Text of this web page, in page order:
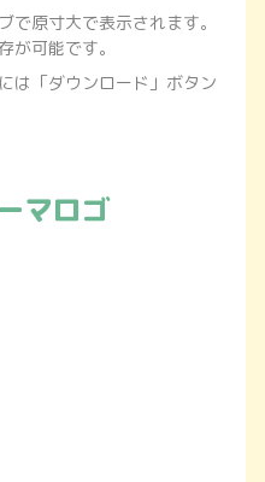
で原寸大で表示されます。
が可能です。
は「ダウンロード」ボタン
マロゴ